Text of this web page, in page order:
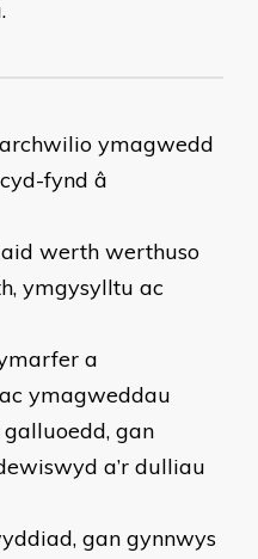
ymagwedd
fynd â
werth werthuso
ymgysylltu ac
a
ymagweddau
gan
a’r dulliau
gan gynnwys